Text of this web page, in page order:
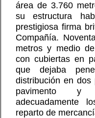
área de 3.760
su estructura
prestigiosa firma
Compañía.
metros y medio
con cubiertas en
que dejaba
distribución en
pavimento y
adecuadamente
reparto de